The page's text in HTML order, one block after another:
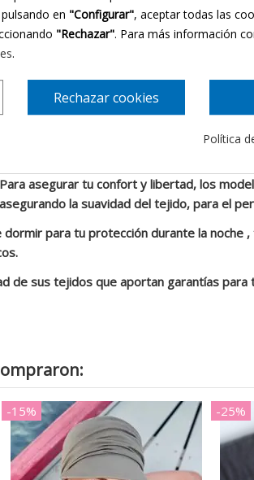
la pérdida de cabello por alopecia o
en el sector.
asegurar tu confort y libertad, los
la suavidad del tejido, para el
para tu protección durante la noche
de sus tejidos que aportan garantías
-15% -25%
en "Configurar", aceptar todas las
"Rechazar". Para más información
.
Rechazar cookies
Política